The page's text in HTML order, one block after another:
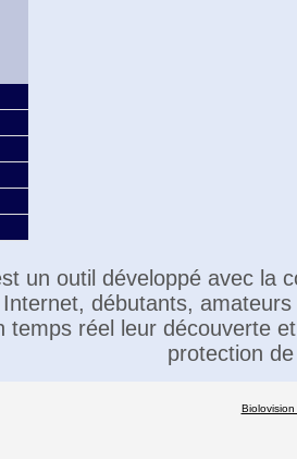
un outil développé avec la
débutants,
temps réel leur découverte
protection
Biolovision